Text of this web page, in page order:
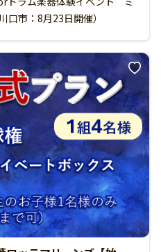
市：8月23日開催）